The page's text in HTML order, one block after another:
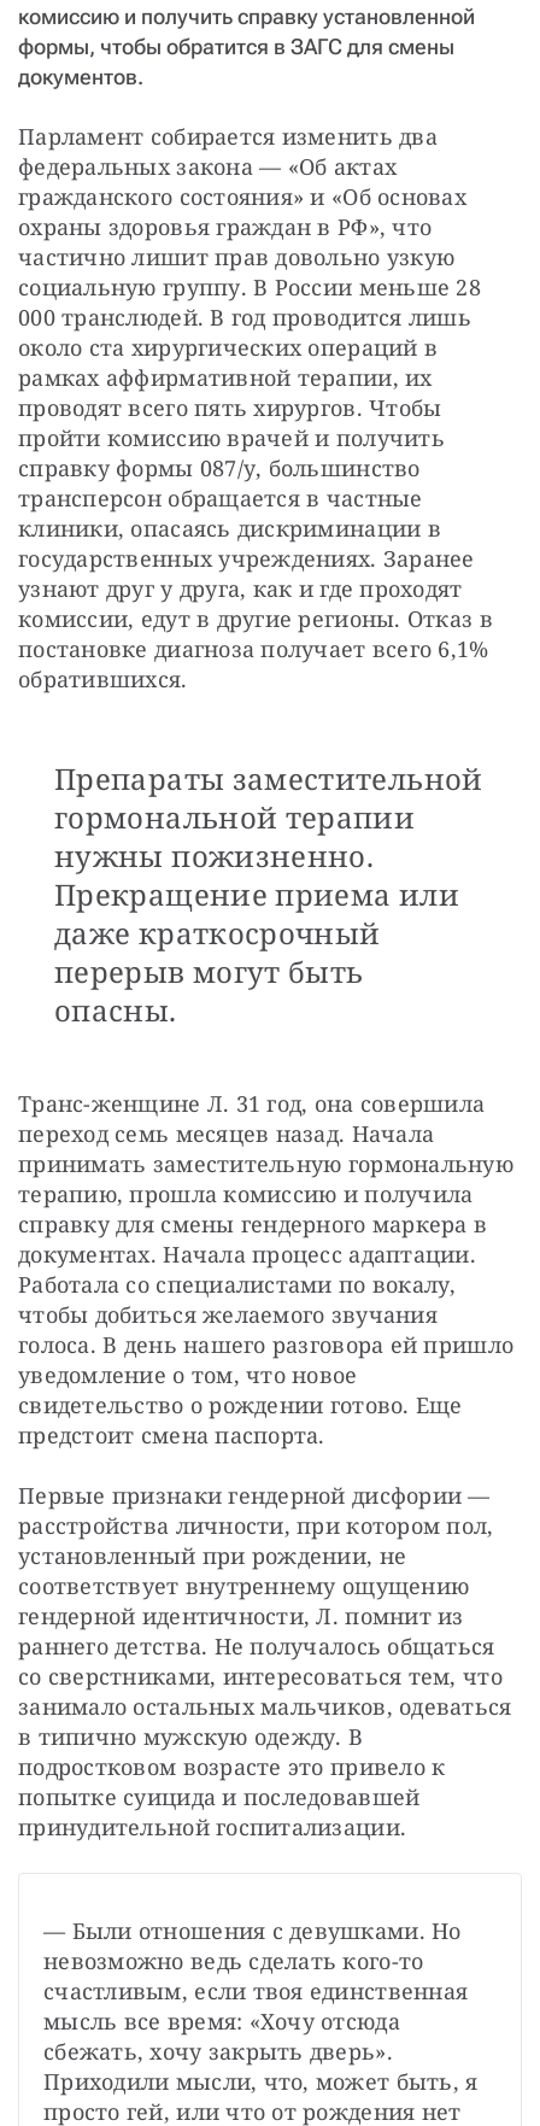
комиссию и получить справку установленной
формы, чтобы обратится в ЗАГС для смены
документов.
Парламент собирается изменить два
федеральных закона — «Об актах
гражданского состояния» и «Об основах
охраны здоровья граждан в РФ», что
частично лишит прав довольно узкую
социальную группу. В России меньше 28
000 транслюдей. В год проводится лишь
около ста хирургических операций в
рамках аффирмативной терапии, их
проводят всего пять хирургов. Чтобы
пройти комиссию врачей и получить
справку формы 087/у, большинство
трансперсон обращается в частные
клиники, опасаясь дискриминации в
государственных учреждениях. Заранее
узнают друг у друга, как и где проходят
комиссии, едут в другие регионы. Отказ в
постановке диагноза получает всего 6,1%
обратившихся.
Препараты заместительной
гормональной терапии
нужны пожизненно.
Прекращение приема или
даже краткосрочный
перерыв могут быть
опасны.
Транс-женщине Л. 31 год, она совершила
переход семь месяцев назад. Начала
принимать заместительную гормональную
терапию, прошла комиссию и получила
справку для смены гендерного маркера в
документах. Начала процесс адаптации.
Работала со специалистами по вокалу,
чтобы добиться желаемого звучания
голоса. В день нашего разговора ей пришло
уведомление о том, что новое
свидетельство о рождении готово. Еще
предстоит смена паспорта.
Первые признаки гендерной дисфории —
расстройства личности, при котором пол,
установленный при рождении, не
соответствует внутреннему ощущению
гендерной идентичности, Л. помнит из
раннего детства. Не получалось общаться
со сверстниками, интересоваться тем, что
занимало остальных мальчиков, одеваться
в типично мужскую одежду. В
подростковом возрасте это привело к
попытке суицида и последовавшей
принудительной госпитализации.
— Были отношения с девушками. Но
невозможно ведь сделать кого-то
счастливым, если твоя единственная
мысль все время: «Хочу отсюда
сбежать, хочу закрыть дверь».
Приходили мысли, что, может быть, я
просто гей, или что от рождения нет